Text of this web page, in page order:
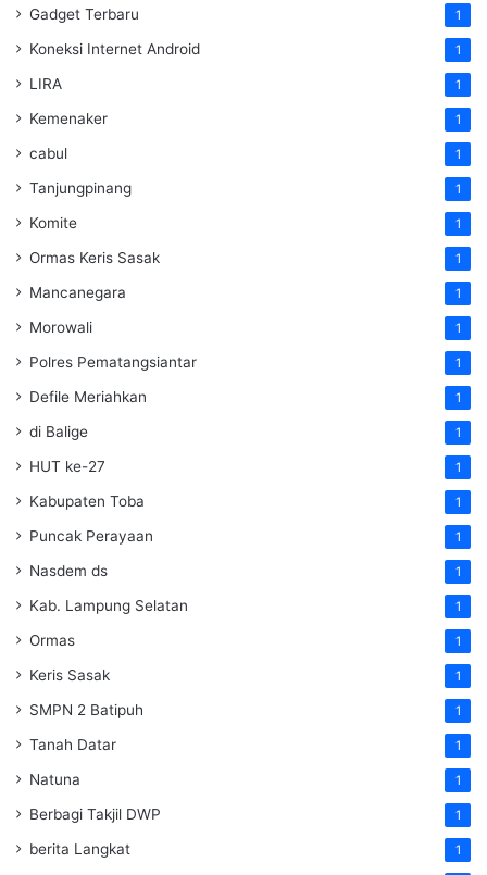
Gadget Terbaru 1
Koneksi Internet Android 1
LIRA 1
Kemenaker 1
cabul 1
Tanjungpinang 1
Komite 1
Ormas Keris Sasak 1
Mancanegara 1
Morowali 1
Polres Pematangsiantar 1
Defile Meriahkan 1
di Balige 1
HUT ke-27 1
Kabupaten Toba 1
Puncak Perayaan 1
Nasdem ds 1
Kab. Lampung Selatan 1
Ormas 1
Keris Sasak 1
SMPN 2 Batipuh 1
Tanah Datar 1
Natuna 1
Berbagi Takjil DWP 1
berita Langkat 1